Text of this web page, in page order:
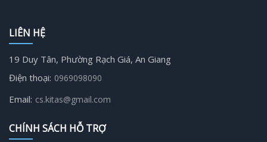
LIÊN HỆ
19 Duy Tân, Phường Rạch Giá, An Giang
Điện thoại: 0969098090
Email: cs.kitas@gmail.com
CHÍNH SÁCH HỖ TRỢ